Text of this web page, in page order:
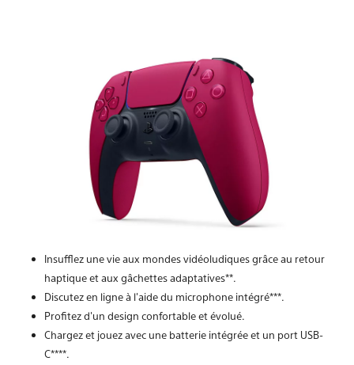
Insufflez une vie aux mondes vidéoludiques grâce au retour
haptique et aux gâchettes adaptatives**.
Discutez en ligne à l'aide du microphone intégré***.
Profitez d'un design confortable et évolué.
Chargez et jouez avec une batterie intégrée et un port USB-
C****.